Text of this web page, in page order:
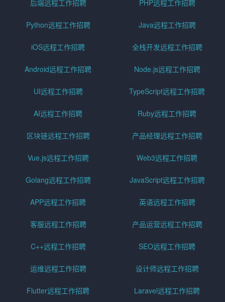
后端远程工作招聘 PHP远程工作招聘
Python远程工作招聘 Java远程工作招聘
iOS远程工作招聘 全栈开发远程工作招聘
Android远程工作招聘 Node.js远程工作招聘
UI远程工作招聘 TypeScript远程工作招聘
AI远程工作招聘 Ruby远程工作招聘
区块链远程工作招聘 产品经理远程工作招聘
Vue.js远程工作招聘 Web3远程工作招聘
Golang远程工作招聘 JavaScript远程工作招聘
APP远程工作招聘 英语远程工作招聘
客服远程工作招聘 产品运营远程工作招聘
C++远程工作招聘 SEO远程工作招聘
运维远程工作招聘 设计师远程工作招聘
Flutter远程工作招聘 Laravel远程工作招聘